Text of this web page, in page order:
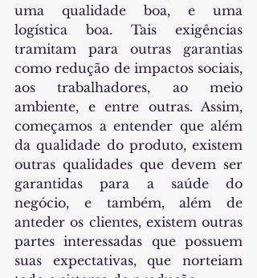
uma qualidade boa, e uma
logística boa. Tais exigências
tramitam para outras garantias
como redução de impactos sociais,
aos trabalhadores, ao meio
ambiente, e entre outras. Assim,
começamos a entender que além
da qualidade do produto, existem
outras qualidades que devem ser
garantidas para a saúde do
negócio, e também, além de
anteder os clientes, existem outras
partes interessadas que possuem
suas expectativas, que norteiam